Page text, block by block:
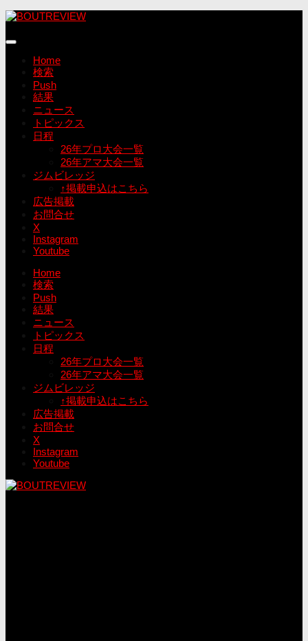
コ
テ
Home
検索
Push
結果
ニュース
トピックス
日程
26年プロ大会一覧
26年アマ大会一覧
ジムビレッジ
↑掲載申込はこちら
広告掲載
お問合せ
X
Instagram
Youtube
Home
検索
Push
結果
ニュース
トピックス
日程
26年プロ大会一覧
26年アマ大会一覧
ジムビレッジ
↑掲載申込はこちら
広告掲載
お問合せ
X
Instagram
Youtube